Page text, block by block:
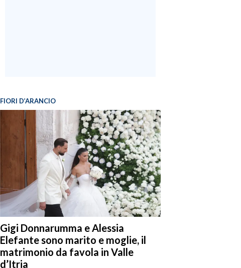
FIORI D’ARANCIO
Gigi Donnarumma e Alessia
Elefante sono marito e moglie, il
matrimonio da favola in Valle
d’Itria